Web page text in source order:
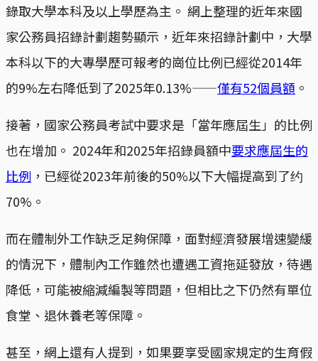
錄取大學本科及以上學歷為主。 網上整理的近年來國
家公務員招錄計劃趨勢顯示，近年來招錄計劃中，大學
本科以下的大專學歷可報考的崗位比例已經從2014年
的9%左右降低到了2025年0.13%——僅有52個員額 。
接著，國家公務員考試中要求是「當年應屆生」的比例
也在增加。 2024年和2025年招錄員額中要求應屆生的
比例 ，已經從2023年前後的50%以下大幅提高到了约
70%。
而在體制外工作缺乏足夠保障，面對經濟發展增速變緩
的情況下，體制內工作雖然也遭遇工資拖延發放，待遇
降低，可能被縮減編製等問題，但相比之下仍然有單位
食堂、退休養老等保障。
甚至，網上還有人提到，如果要享受國家規定的生育假